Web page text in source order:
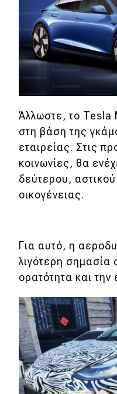
Άλλωστε, το Tesla
στη βάση της
εταιρείας. Στις
κοινωνίες, θα
δεύτερου,
οικογένειας.
Για αυτό, η
λιγότερη σημασία
ορατότητα και